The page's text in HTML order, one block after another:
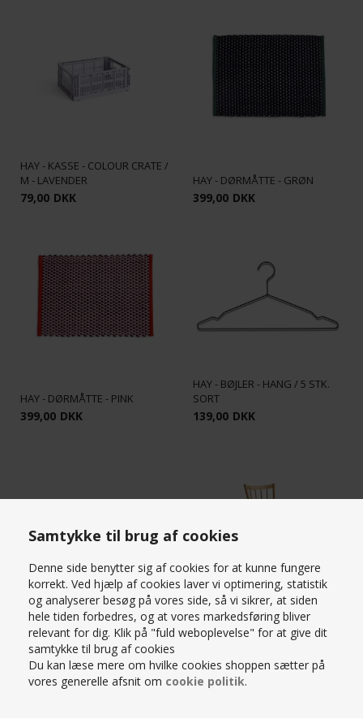
Samtykke til brug af cookies
Denne side benytter sig af cookies for at kunne fungere
korrekt. Ved hjælp af cookies laver vi optimering, statistik
og analyserer besøg på vores side, så vi sikrer, at siden
hele tiden forbedres, og at vores markedsføring bliver
relevant for dig. Klik på "fuld weboplevelse" for at give dit
samtykke til brug af cookies
Du kan læse mere om hvilke cookies shoppen sætter på
vores generelle afsnit om cookie politik.
HAY - KASSE - COLOUR CRATE /
M - LAVENDER
79,00 DKK
HAY - DØRMÅTTE - GRØN
399,00 DKK
HAY - DØRMÅTTE - PINK
399,00 DKK
HAY - BØJLER - HANG / 5 STK.
SORT
139,00 DKK
HAY - KASSE - COLOUR CRATE /
S -TERRACOTTA
39,00 DKK
HAY - STOL - J41 OLIERET EG
3.159,00 DKK